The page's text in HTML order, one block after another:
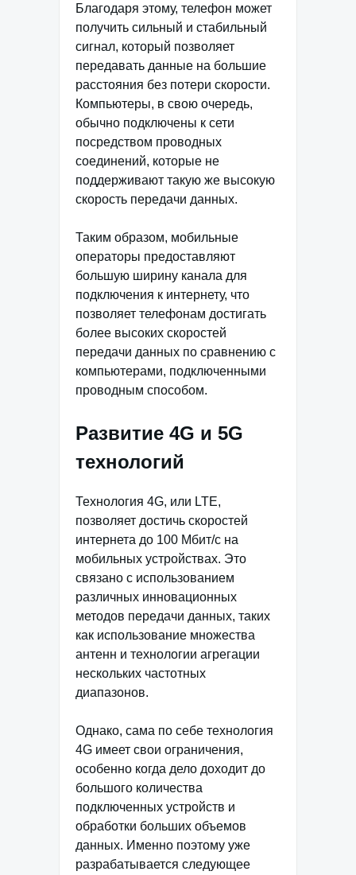
Благодаря этому, телефон может
получить сильный и стабильный
сигнал, который позволяет
передавать данные на большие
расстояния без потери скорости.
Компьютеры, в свою очередь,
обычно подключены к сети
посредством проводных
соединений, которые не
поддерживают такую же высокую
скорость передачи данных.
Таким образом, мобильные
операторы предоставляют
большую ширину канала для
подключения к интернету, что
позволяет телефонам достигать
более высоких скоростей
передачи данных по сравнению с
компьютерами, подключенными
проводным способом.
Развитие 4G и 5G
технологий
Технология 4G, или LTE,
позволяет достичь скоростей
интернета до 100 Мбит/с на
мобильных устройствах. Это
связано с использованием
различных инновационных
методов передачи данных, таких
как использование множества
антенн и технологии агрегации
нескольких частотных
диапазонов.
Однако, сама по себе технология
4G имеет свои ограничения,
особенно когда дело доходит до
большого количества
подключенных устройств и
обработки больших объемов
данных. Именно поэтому уже
разрабатывается следующее